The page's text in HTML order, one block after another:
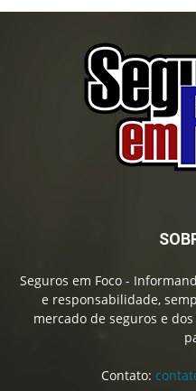
Seguros em Foco -
e responsabilidade,
mercado de seguros e
Contato: